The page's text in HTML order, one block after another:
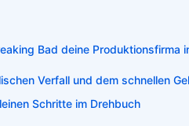
Bad deine Produktionsfirma
Verfall und dem schnellen
Schritte im Drehbuch